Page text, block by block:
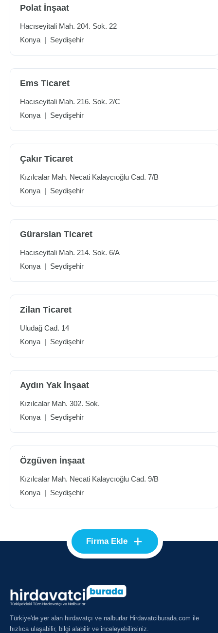
Polat İnşaat
Hacıseyitali Mah. 204. Sok. 22
Konya | Seydişehir
Ems Ticaret
Hacıseyitali Mah. 216. Sok. 2/C
Konya | Seydişehir
Çakır Ticaret
Kızılcalar Mah. Necati Kalaycıoğlu Cad. 7/B
Konya | Seydişehir
Gürarslan Ticaret
Hacıseyitali Mah. 214. Sok. 6/A
Konya | Seydişehir
Zilan Ticaret
Uludağ Cad. 14
Konya | Seydişehir
Aydın Yak İnşaat
Kızılcalar Mah. 302. Sok.
Konya | Seydişehir
Özgüven İnşaat
Kızılcalar Mah. Necati Kalaycıoğlu Cad. 9/B
Konya | Seydişehir
Firma Ekle +
Türkiye'de yer alan hırdavatçı ve nalburlar Hirdavatciburada.com ile
hızlıca ulaşabilir, bilgi alabilir ve inceleyebilirsiniz.